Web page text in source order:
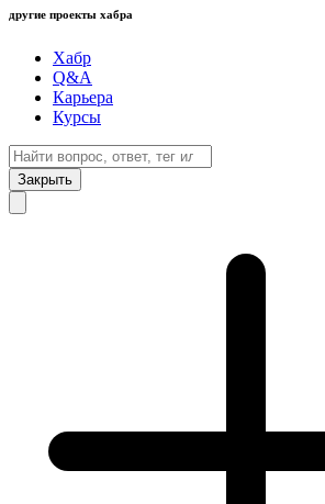
другие проекты хабра
Хабр
Q&A
Карьера
Курсы
Закрыть